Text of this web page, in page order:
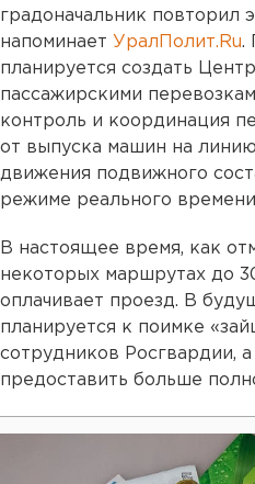
градоначальник повторил
напоминает УралПолит.Ru.
планируется создать
пассажирскими
контроль и координация
от выпуска машин на
движения подвижного
режиме реального
В настоящее время, как
некоторых маршрутах до
оплачивает проезд. В
планируется к поимке
сотрудников Росгвардии,
предоставить больше